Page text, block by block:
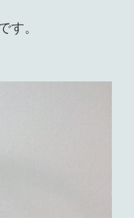
す。